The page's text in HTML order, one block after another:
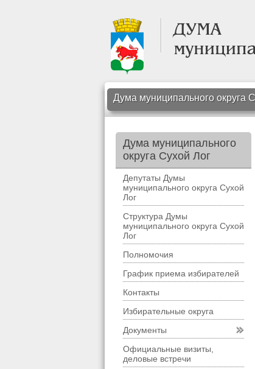
Дума муниципального округа
Дума муниципального
округа Сухой Лог
Депутаты Думы
муниципального округа Сухой
Лог
Структура Думы
муниципального округа Сухой
Лог
Полномочия
График приема избирателей
Контакты
Избирательные округа
Документы
Официальные визиты,
деловые встречи